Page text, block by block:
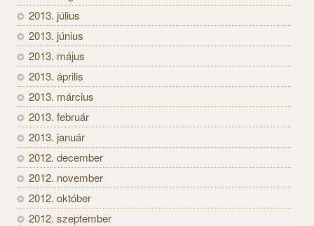
2013. július
2013. június
2013. május
2013. április
2013. március
2013. február
2013. január
2012. december
2012. november
2012. október
2012. szeptember